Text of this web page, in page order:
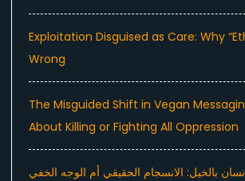
Exploitation Disguised as Care: Why
Wrong
The Misguided Shift in Vegan
About Killing or Fighting All Oppression
بالخيل: الانسجام الحقيقي أم الوجه الخفي